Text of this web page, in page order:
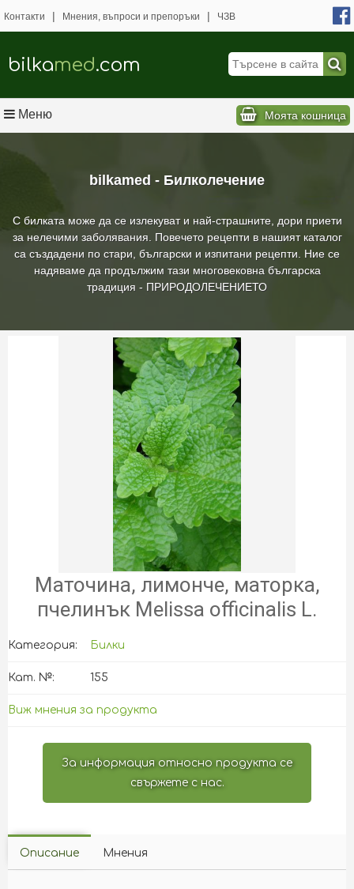
bilkamed - Билколечение
С билката може да се излекуват и най-страшните, дори приети
за нелечими заболявания. Повечето рецепти в нашият каталог
са създадени по стари, български и изпитани рецепти. Ние се
надяваме да продължим тази многовековна българска
традиция - ПРИРОДОЛЕЧЕНИЕТО
Контакти | Мнения, въпроси и препоръки | ЧЗВ
bilkamed.com
Меню Моята кошница
Маточина, лимонче, маторка,
пчелинък Melissa officinalis L.
Категория: Билки
Кат. №: 155
Виж мнения за продукта
За информация относно продукта се
свържете с нас.
Описание Мнения